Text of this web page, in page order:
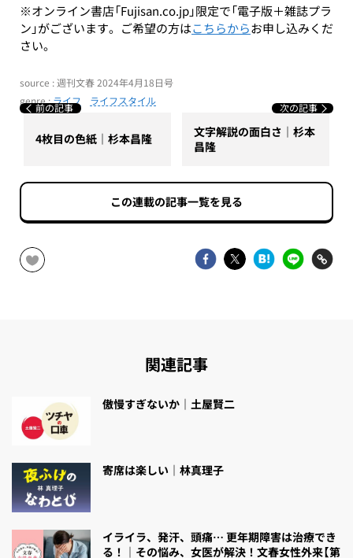
※オンライン書店「Fujisan.co.jp」限定で「電子版＋雑誌プラ
ン」がございます。ご希望の方はこちらからお申し込みくだ
さい。
source : 週刊文春 2024年4月18日号
genre :ライフ ライフスタイル
前の記事
4枚目の色紙｜杉本昌隆
次の記事
文字解説の面白さ｜杉本
昌隆
この連載の記事一覧を見る
関連記事
傲慢すぎないか｜土屋賢二
寄席は楽しい｜林真理子
イライラ、発汗、頭痛… 更年期障害は治療でき
る！｜その悩み、女医が解決！文春女性外来【第